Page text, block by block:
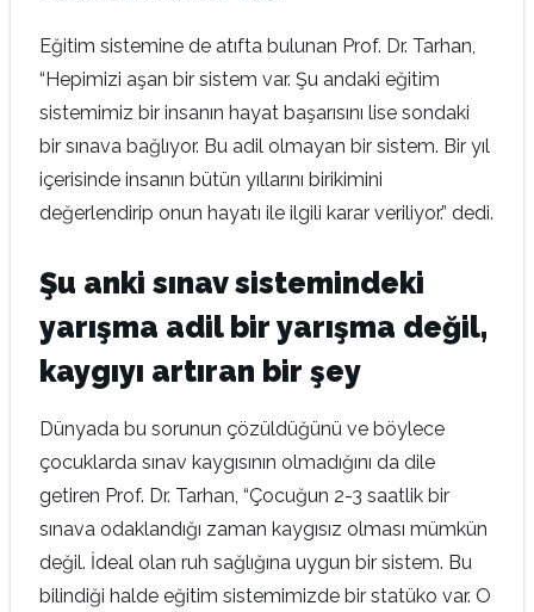
Eğitim sistemine de atıfta bulunan Prof. Dr. Tarhan,
“Hepimizi aşan bir sistem var. Şu andaki eğitim
sistemimiz bir insanın hayat başarısını lise sondaki
bir sınava bağlıyor. Bu adil olmayan bir sistem. Bir yıl
içerisinde insanın bütün yıllarını birikimini
değerlendirip onun hayatı ile ilgili karar veriliyor.” dedi.
Şu anki sınav sistemindeki
yarışma adil bir yarışma değil,
kaygıyı artıran bir şey
Dünyada bu sorunun çözüldüğünü ve böylece
çocuklarda sınav kaygısının olmadığını da dile
getiren Prof. Dr. Tarhan, “Çocuğun 2-3 saatlik bir
sınava odaklandığı zaman kaygısız olması mümkün
değil. İdeal olan ruh sağlığına uygun bir sistem. Bu
bilindiği halde eğitim sistemimizde bir statüko var. O